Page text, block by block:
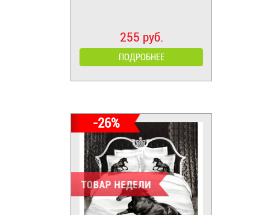
255 руб.
ПОДРОБНЕЕ
-26%